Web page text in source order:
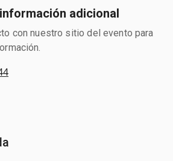
adicional
con nuestro sitio del evento para